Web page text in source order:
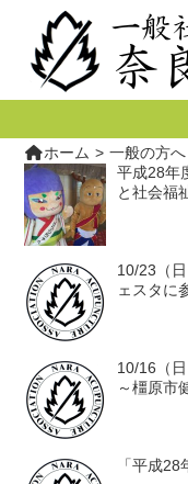
ホーム
一般の方へ
平成28年
と社会福
10/23（
ェスタに
10/16（
～橿原市
「平成